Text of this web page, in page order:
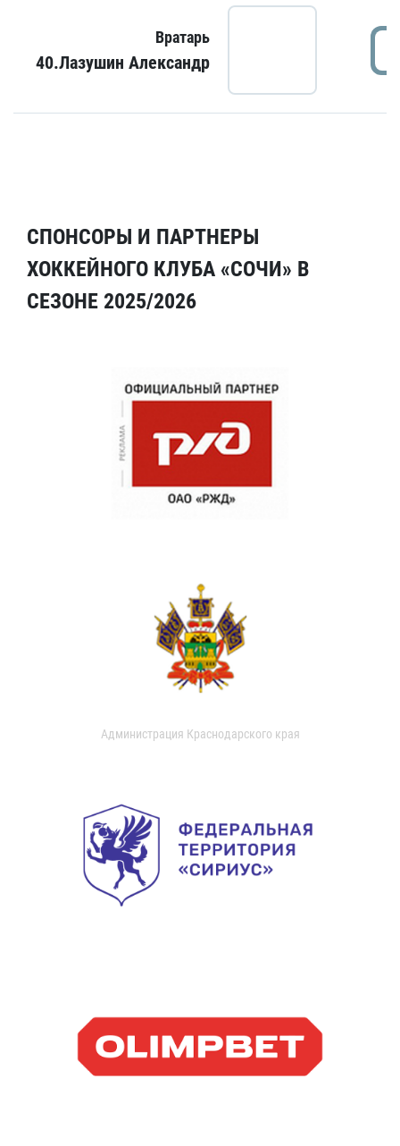
Вратарь
40.Лазушин Александр
СПОНСОРЫ И ПАРТНЕРЫ
ХОККЕЙНОГО КЛУБА «СОЧИ» В
СЕЗОНЕ 2025/2026
Администрация Краснодарского края